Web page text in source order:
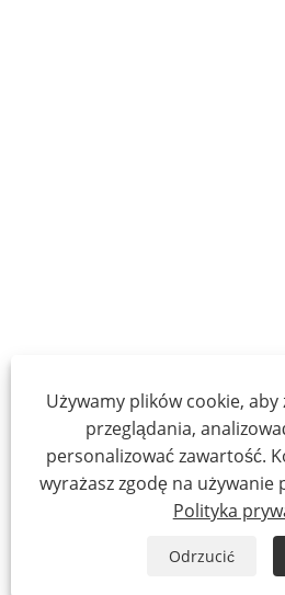
Używamy plików cookie,
przeglądania,
personalizować zawartość.
wyrażasz zgodę na używanie
Polityka
Odrzucić